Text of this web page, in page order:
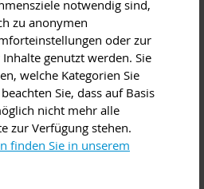
notwendig sind,
zu anonymen
oder zur
genutzt werden. Sie
welche Kategorien Sie
Sie, dass auf Basis
nicht mehr alle
zur Verfügung stehen.
finden Sie in unserem
Miltenberg Bürgstadt
oder www.miltenberg.info
Bettler, Pestilenzen –
Stadt
mit den Schattenseiten der